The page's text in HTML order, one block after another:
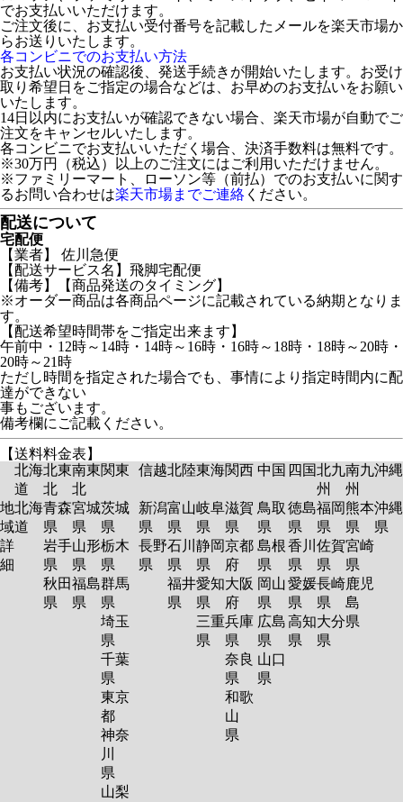
でお支払いいただけます。
ご注文後に、お支払い受付番号を記載したメールを楽天市場か
らお送りいたします。
各コンビニでのお支払い方法
お支払い状況の確認後、発送手続きが開始いたします。お受け
取り希望日をご指定の場合などは、お早めのお支払いをお願い
いたします。
14日以内にお支払いが確認できない場合、楽天市場が自動でご
注文をキャンセルいたします。
各コンビニでお支払いいただく場合、決済手数料は無料です。
※30万円（税込）以上のご注文にはご利用いただけません。
※ファミリーマート、ローソン等（前払）でのお支払いに関す
るお問い合わせは楽天市場までご連絡 ください。
配送について
宅配便
【業者】 佐川急便
【配送サービス名】飛脚宅配便
【備考】【商品発送のタイミング】
※オーダー商品は各商品ページに記載されている納期となりま
す。
【配送希望時間帯をご指定出来ます】
午前中・12時～14時・14時～16時・16時～18時・18時～20時・
20時～21時
ただし時間を指定された場合でも、事情により指定時間内に配
達ができない
事もございます。
備考欄にご記載ください。
【送料料金表】
北海
道
北東
北
南東
北
関東 信越北陸東海関西 中国 四国北九
州
南九
州
沖縄
地
域
詳
細
北海
道
青森
県
岩手
県
秋田
県
宮城
県
山形
県
福島
県
茨城
県
栃木
県
群馬
県
埼玉
県
千葉
県
東京
都
神奈
川
県
山梨
新潟
県
長野
県
富山
県
石川
県
福井
県
岐阜
県
静岡
県
愛知
県
三重
県
滋賀
県
京都
府
大阪
府
兵庫
県
奈良
県
和歌
山
県
鳥取
県
島根
県
岡山
県
広島
県
山口
県
徳島
県
香川
県
愛媛
県
高知
県
福岡
県
佐賀
県
長崎
県
大分
県
熊本
県
宮崎
県
鹿児
島
県
沖縄
県